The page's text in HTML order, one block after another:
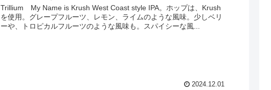
Trillium My Name is Krush West Coast style IPA。ホップは、Krush
を使用。グレープフルーツ、レモン、ライムのような風味。少しベリ
ーや、トロピカルフルーツのような風味も。スパイシーな風...
2024.12.01